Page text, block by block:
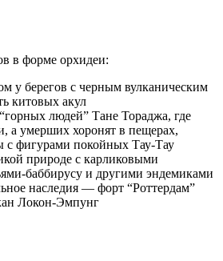
в форме орхидеи:
у берегов с черным вулканическим
китовых акул
людей” Тане Тораджа, где
а умерших хоронят в пещерах,
с фигурами покойных Тау-Тау
природе с карликовыми
баббирусу и другими эндемиками
наследия — форт “Роттердам”
Локон-Эмпунг